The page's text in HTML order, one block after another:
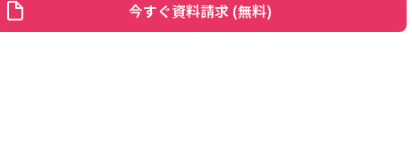
今すぐ資料請求 (無料)